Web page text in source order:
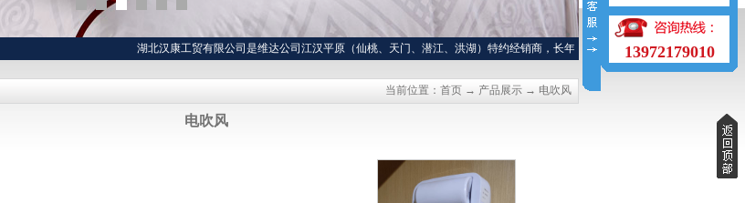
湖北汉康工贸有限公司是维达公司江汉平原（仙桃、天门、潜江、洪湖）特约经销商，长年提供各种高中档餐巾纸、方巾纸、钱包
当前位置： 首页→ 产品展示→ 电吹风
电吹风
13972179010